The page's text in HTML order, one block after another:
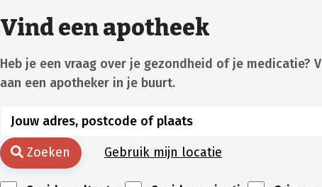
Vind een apotheek
Heb je een vraag over je gezondheid of je medicatie?
aan een apotheker in je buurt.
Zoeken Gebruik mijn locatie